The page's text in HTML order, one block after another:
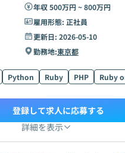
年収 500万円 ~ 800万円
雇用形態: 正社員
更新日: 2026-05-10
勤務地:東京都
Python Ruby PHP Ruby
詳細を表示
登録して求人に応募する